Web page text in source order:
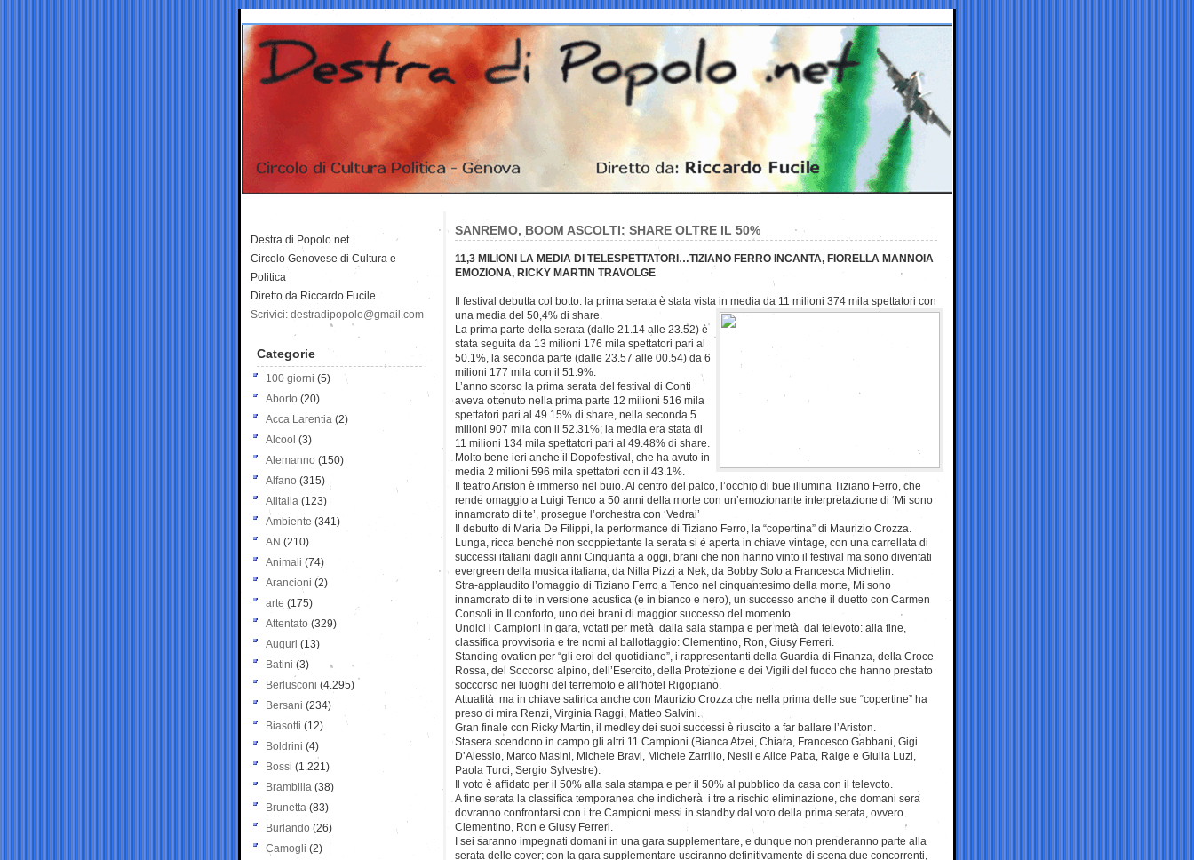
SANREMO, BOOM ASCOLTI: SHARE OLTRE IL 50%
11,3 MILIONI LA MEDIA DI TELESPETTATORI…TIZIANO FERRO INCANTA, FIORELLA MANNOIA
EMOZIONA, RICKY MARTIN TRAVOLGE
Il festival debutta col botto: la prima serata è stata vista in media da 11 milioni 374 mila spettatori con
una media del 50,4% di share.
La prima parte della serata (dalle 21.14 alle 23.52) è
stata seguita da 13 milioni 176 mila spettatori pari al
50.1%, la seconda parte (dalle 23.57 alle 00.54) da 6
milioni 177 mila con il 51.9%.
L’anno scorso la prima serata del festival di Conti
aveva ottenuto nella prima parte 12 milioni 516 mila
spettatori pari al 49.15% di share, nella seconda 5
milioni 907 mila con il 52.31%; la media era stata di
11 milioni 134 mila spettatori pari al 49.48% di share.
Molto bene ieri anche il Dopofestival, che ha avuto in
media 2 milioni 596 mila spettatori con il 43.1%.
Il teatro Ariston è immerso nel buio. Al centro del palco, l’occhio di bue illumina Tiziano Ferro, che
rende omaggio a Luigi Tenco a 50 anni della morte con un’emozionante interpretazione di ‘Mi sono
innamorato di te’, prosegue l’orchestra con ‘Vedrai’
Il debutto di Maria De Filippi, la performance di Tiziano Ferro, la “copertina” di Maurizio Crozza.
Lunga, ricca benchè non scoppiettante la serata si è aperta in chiave vintage, con una carrellata di
successi italiani dagli anni Cinquanta a oggi, brani che non hanno vinto il festival ma sono diventati
evergreen della musica italiana, da Nilla Pizzi a Nek, da Bobby Solo a Francesca Michielin.
Stra-applaudito l’omaggio di Tiziano Ferro a Tenco nel cinquantesimo della morte, Mi sono
innamorato di te in versione acustica (e in bianco e nero), un successo anche il duetto con Carmen
Consoli in Il conforto, uno dei brani di maggior successo del momento.
Undici i Campioni in gara, votati per metà dalla sala stampa e per metà dal televoto: alla fine,
classifica provvisoria e tre nomi al ballottaggio: Clementino, Ron, Giusy Ferreri.
Standing ovation per “gli eroi del quotidiano”, i rappresentanti della Guardia di Finanza, della Croce
Rossa, del Soccorso alpino, dell’Esercito, della Protezione e dei Vigili del fuoco che hanno prestato
soccorso nei luoghi del terremoto e all’hotel Rigopiano.
Attualità ma in chiave satirica anche con Maurizio Crozza che nella prima delle sue “copertine” ha
preso di mira Renzi, Virginia Raggi, Matteo Salvini.
Gran finale con Ricky Martin, il medley dei suoi successi è riuscito a far ballare l’Ariston.
Stasera scendono in campo gli altri 11 Campioni (Bianca Atzei, Chiara, Francesco Gabbani, Gigi
D’Alessio, Marco Masini, Michele Bravi, Michele Zarrillo, Nesli e Alice Paba, Raige e Giulia Luzi,
Paola Turci, Sergio Sylvestre).
Il voto è affidato per il 50% alla sala stampa e per il 50% al pubblico da casa con il televoto.
A fine serata la classifica temporanea che indicherà i tre a rischio eliminazione, che domani sera
dovranno confrontarsi con i tre Campioni messi in standby dal voto della prima serata, ovvero
Clementino, Ron e Giusy Ferreri.
I sei saranno impegnati domani in una gara supplementare, e dunque non prenderanno parte alla
serata delle cover; con la gara supplementare usciranno definitivamente di scena due concorrenti,
Destra di Popolo.net
Circolo Genovese di Cultura e
Politica
Diretto da Riccardo Fucile
Scrivici: destradipopolo@gmail.com
Categorie
100 giorni (5)
Aborto (20)
Acca Larentia (2)
Alcool (3)
Alemanno (150)
Alfano (315)
Alitalia (123)
Ambiente (341)
AN (210)
Animali (74)
Arancioni (2)
arte (175)
Attentato (329)
Auguri (13)
Batini (3)
Berlusconi (4.295)
Bersani (234)
Biasotti (12)
Boldrini (4)
Bossi (1.221)
Brambilla (38)
Brunetta (83)
Burlando (26)
Camogli (2)